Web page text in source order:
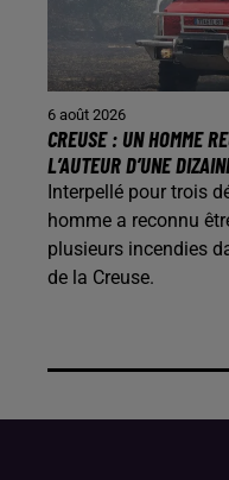
6 août 2026
CREUSE : UN HOMME
L’AUTEUR D’UNE
Interpellé pour trois
homme a reconnu
plusieurs incendies
de la Creuse.